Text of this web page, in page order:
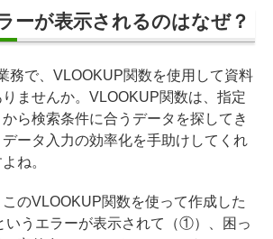
ーが表示されるのはなぜ？
で、VLOOKUP関数を使用して資料
ませんか。VLOOKUP関数は、指定
ら検索条件に合うデータを探してき
ータ入力の効率化を手助けしてくれ
ね。
のVLOOKUP関数を使って作成した
いうエラーが表示されて（①）、困っ